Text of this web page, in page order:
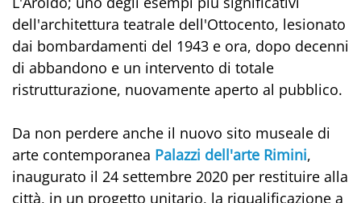
dell'architettura teatrale dell'Ottocento, lesionato
dai bombardamenti del 1943 e ora, dopo decenni
di abbandono e un intervento di totale
ristrutturazione, nuovamente aperto al pubblico.
Da non perdere anche il nuovo sito museale di
arte contemporanea Palazzi dell'arte Rimini,
inaugurato il 24 settembre 2020 per restituire alla
città, in un progetto unitario, la riqualificazione a